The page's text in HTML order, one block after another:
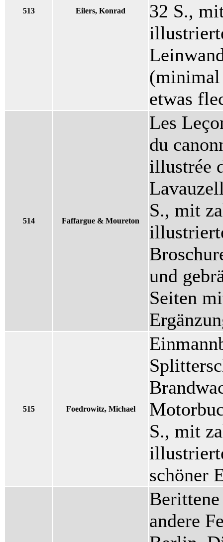
513 Eilers, Konrad
32 S.,
(minimal
etwas
514 Faffargue & Moureton
Les
du
illustrée
S., mit
und
Seiten
515 Foedrowitz, Michael
S., mit
schöner
andere